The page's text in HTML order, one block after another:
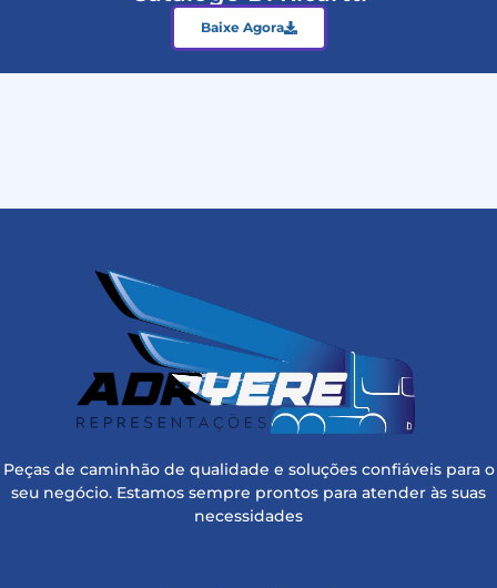
Baixe Agora
Peças de caminhão de qualidade e soluções confiáveis para o
seu negócio. Estamos sempre prontos para atender às suas
necessidades